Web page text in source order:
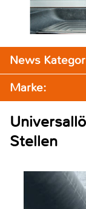
News
Marke:
Stellen